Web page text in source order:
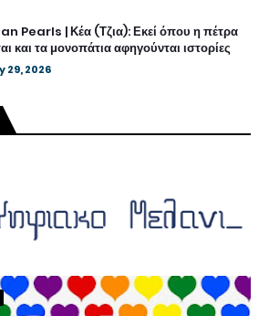
Pearls | Κέα (Τζια): Εκεί όπου η πέτρα
και τα μονοπάτια αφηγούνται ιστορίες
29, 2026